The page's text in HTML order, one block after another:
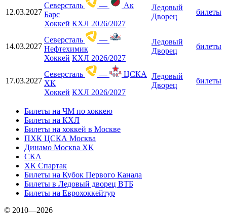
12.03.2027
Северсталь —
Ак
Барс
Хоккей КХЛ 2026/2027
Ледовый
Дворец
билеты
14.03.2027
Северсталь
—
Нефтехимик
Хоккей КХЛ 2026/2027
Ледовый
Дворец
билеты
17.03.2027
Северсталь —
ЦСКА
ХК
Хоккей КХЛ 2026/2027
Ледовый
Дворец
билеты
Билеты на ЧМ по хоккею
Билеты на КХЛ
Билеты на хоккей в Москве
ПХК ЦСКА Москва
Динамо Москва ХК
СКА
ХК Спартак
Билеты на Кубок Первого Канала
Билеты в Ледовый дворец ВТБ
Билеты на Еврохоккейтур
© 2010—2026